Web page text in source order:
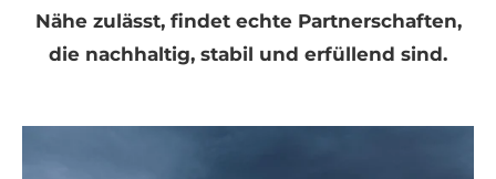
Nähe zulässt, findet echte Partnerschaften,
die nachhaltig, stabil und erfüllend sind.